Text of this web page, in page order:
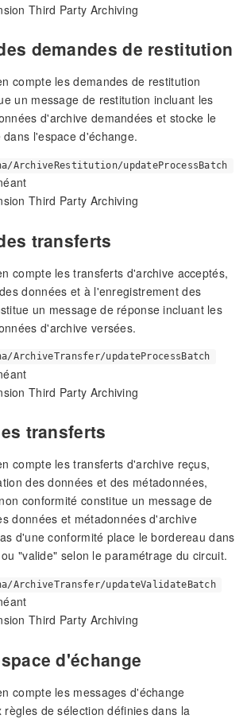
Third Party Archiving
demandes de restitution
compte les demandes de restitution
un message de restitution incluant les
d'archive demandées et stocke le
l'espace d'échange.
ArchiveRestitution/updateProcessBatch
Third Party Archiving
transferts
compte les transferts d'archive acceptés,
données et à l'enregistrement des
un message de réponse incluant les
d'archive versées.
ArchiveTransfer/updateProcessBatch
Third Party Archiving
transferts
compte les transferts d'archive reçus,
des données et des métadonnées,
conformité constitue un message de
données et métadonnées d'archive
d'une conformité place le bordereau dans
"valide" selon le paramétrage du circuit.
ArchiveTransfer/updateValidateBatch
Third Party Archiving
d'échange
compte les messages d'échange
de sélection définies dans la